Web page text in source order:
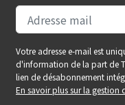
Votre adresse e-mail est
d'information de la part de
lien de désabonnement
En savoir plus sur la gestion